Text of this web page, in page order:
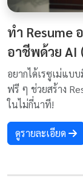
ทำ Resume
อาชีพด้วย AI
อยากได้เรซูเม่แบ
ฟรี ๆ ช่วยสร้าง
ในไม่กี่นาที!
ดูรายละเอียด